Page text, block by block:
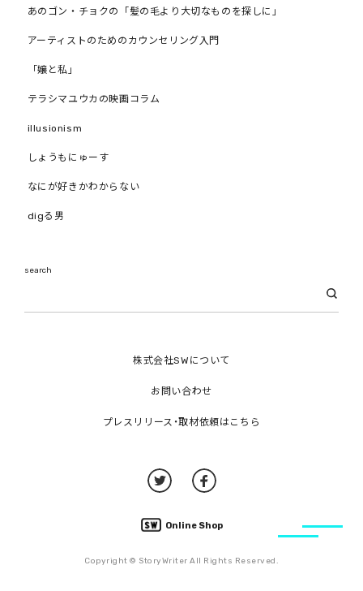
株式会社SWについて
お問い合わせ
プレスリリース・取材依頼はこちら
Online Shop
Copyright © StoryWriter All Rights Reserved.
あのゴン・チョクの「髪の毛より大切なものを探しに」
アーティストのためのカウンセリング入門
「嬢と私」
テラシマユウカの映画コラム
illusionism
しょうもにゅーす
なにが好きかわからない
digる男
search